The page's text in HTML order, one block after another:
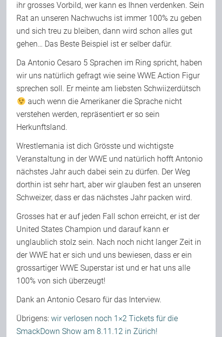
ihr grosses Vorbild, wer kann es Ihnen verdenken. Sein
Rat an unseren Nachwuchs ist immer 100% zu geben
und sich treu zu bleiben, dann wird schon alles gut
gehen… Das Beste Beispiel ist er selber dafür.
Da Antonio Cesaro 5 Sprachen im Ring spricht, haben
wir uns natürlich gefragt wie seine WWE Action Figur
sprechen soll. Er meinte am liebsten Schwiizerdütsch
auch wenn die Amerikaner die Sprache nicht
verstehen werden, repräsentiert er so sein
Herkunftsland.
Wrestlemania ist dich Grösste und wichtigste
Veranstaltung in der WWE und natürlich hofft Antonio
nächstes Jahr auch dabei sein zu dürfen. Der Weg
dorthin ist sehr hart, aber wir glauben fest an unseren
Schweizer, dass er das nächstes Jahr packen wird.
Grosses hat er auf jeden Fall schon erreicht, er ist der
United States Champion und darauf kann er
unglaublich stolz sein. Nach noch nicht langer Zeit in
der WWE hat er sich und uns bewiesen, dass er ein
grossartiger WWE Superstar ist und er hat uns alle
100% von sich überzeugt!
Dank an Antonio Cesaro für das Interview.
Übrigens:wir verlosen noch 1×2 Tickets für die
SmackDown Show am 8.11.12 in Zürich!